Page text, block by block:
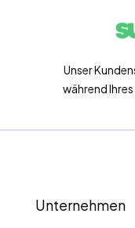
Unser
während
Unternehmen